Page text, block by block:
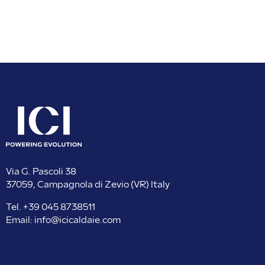
Via G. Pascoli 38
37059, Campagnola di Zevio (VR) Italy
Tel. +39 045 8738511
Email: info@icicaldaie.com